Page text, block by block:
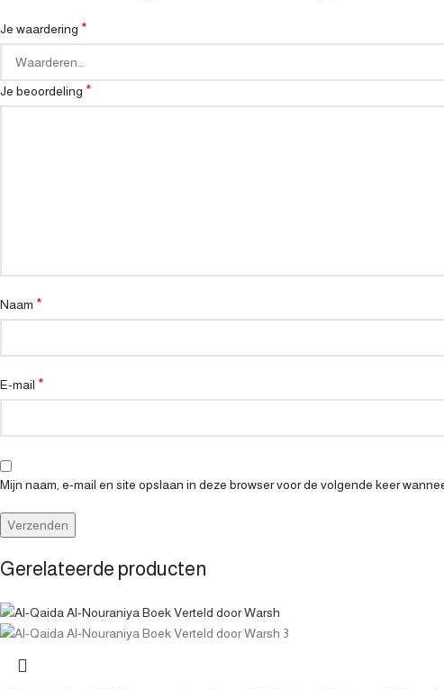
Je waardering *
Je beoordeling *
Naam *
E-mail *
Mijn naam, e-mail en site opslaan in deze browser voor de volgende keer
Gerelateerde producten